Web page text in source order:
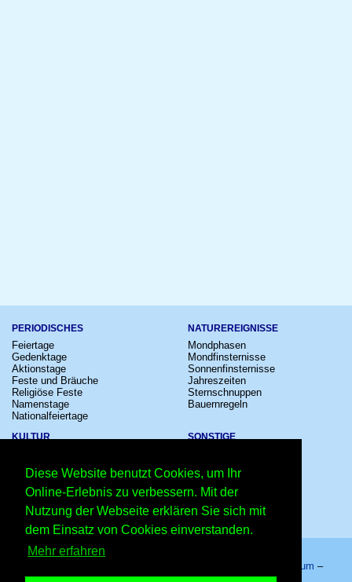
Diese Website benutzt Cookies, um Ihr
Online-Erlebnis zu verbessern. Mit der
Nutzung der Webseite erklären Sie sich mit
dem Einsatz von Cookies einverstanden.
Mehr erfahren
PERIODISCHES
Feiertage
Gedenktage
Aktionstage
Feste und Bräuche
Religiöse Feste
Namenstage
Nationalfeiertage
NATUREREIGNISSE
Mondphasen
Mondfinsternisse
Sonnenfinsternisse
Jahreszeiten
Sternschnuppen
Bauernregeln
KULTUR
Kinostarts
Festivals
Großevents
Comedy
Shows
SONSTIGE
Sternzeichen
Schalttage
Wahltage
Erinnerungen
Volksfeste
Impressum –
Datenschutzhinweis–Kontakt